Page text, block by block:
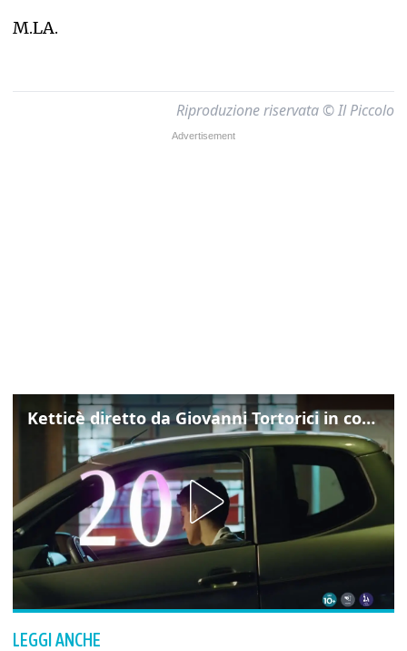
M.LA.
Riproduzione riservata © Il Piccolo
Ketticè diretto da Giovanni Tortorici in concorso al Locarno Film Festival
LEGGI ANCHE